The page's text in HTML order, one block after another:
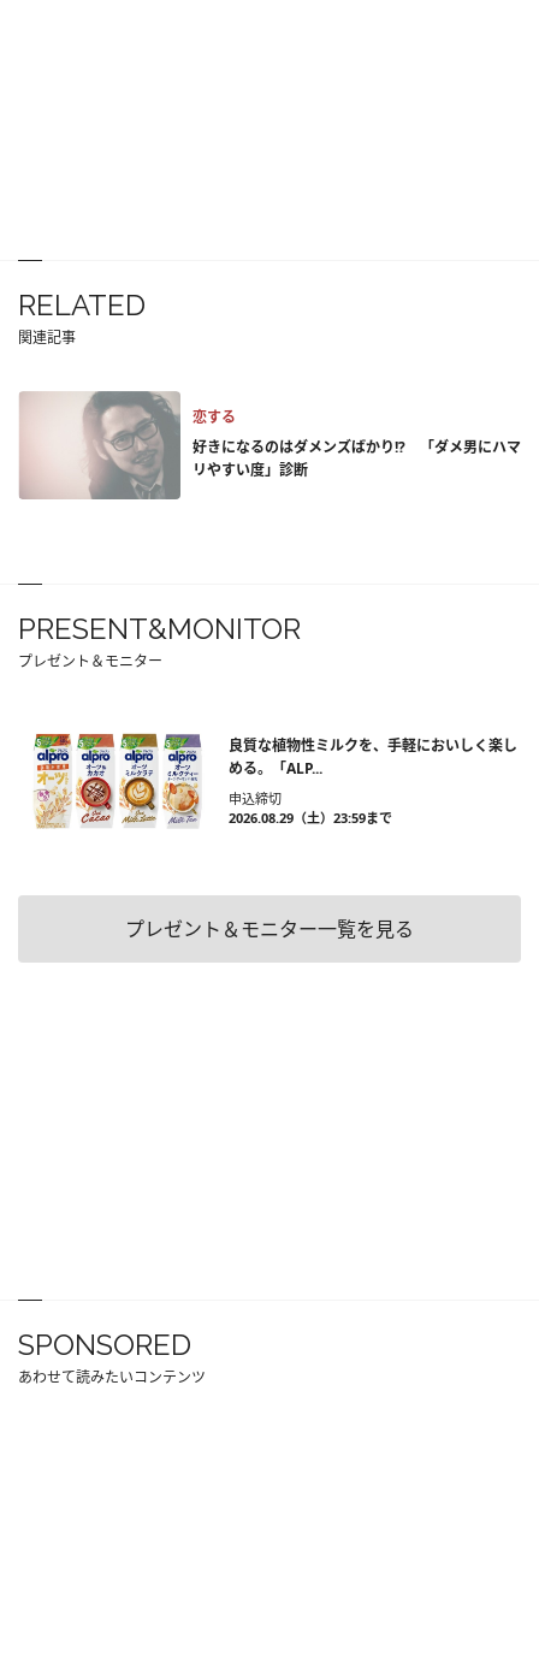
RELATED
関連記事
恋する
好きになるのはダメンズばかり!? 「ダメ男にハマ
リやすい度」診断
PRESENT&MONITOR
プレゼント＆モニター
良質な植物性ミルクを、手軽においしく楽し
める。「ALP...
申込締切
2026.08.29（土）23:59まで
プレゼント＆モニター一覧を見る
SPONSORED
あわせて読みたいコンテンツ